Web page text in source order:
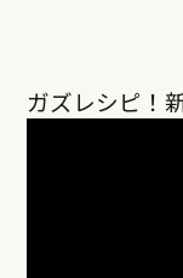
ガズレシピ！